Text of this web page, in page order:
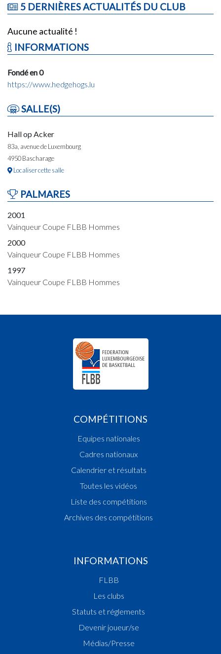
5 DERNIÈRES ACTUALITÉS DU CLUB
Aucune actualité !
INFORMATIONS
Fondé en 0
https://www.hedgehogs.lu
SALLE(S)
Hall op Acker
83a, avenue de Luxembourg
4950 Bascharage
Localiser cette salle
PALMARES
2001
Vainqueur Coupe FLBB Hommes
2000
Vainqueur Coupe FLBB Hommes
1997
Vainqueur Coupe FLBB Hommes
COMPÉTITIONS
Equipes nationales
Cadres nationaux
Calendrier et résultats
Toutes les vidéos
Liste des compétitions
Archives des compétitions
INFORMATIONS
FLBB
Les clubs
Statuts et réglements
Devenir joueur/se
Médias/Presse